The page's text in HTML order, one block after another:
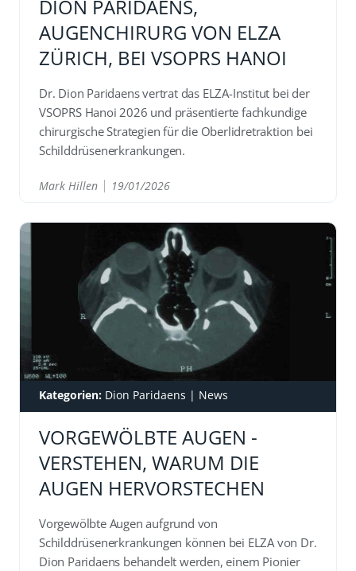
DION PARIDAENS,
AUGENCHIRURG VON ELZA
ZÜRICH, BEI VSOPRS HANOI
Dr. Dion Paridaens vertrat das ELZA-Institut bei der
VSOPRS Hanoi 2026 und präsentierte fachkundige
chirurgische Strategien für die Oberlidretraktion bei
Schilddrüsenerkrankungen.
Mark Hillen 19/01/2026
Kategorien: Dion Paridaens | News
VORGEWÖLBTE AUGEN -
VERSTEHEN, WARUM DIE
AUGEN HERVORSTECHEN
Vorgewölbte Augen aufgrund von
Schilddrüsenerkrankungen können bei ELZA von Dr.
Dion Paridaens behandelt werden, einem Pionier